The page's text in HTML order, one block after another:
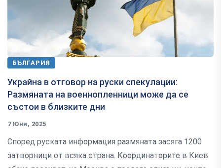
БЪЛГАРИЯ
Украйна в отговор на руски спекулации:
Размяната на военнопленници може да се
състои в близките дни
7 Юни, 2025
Според руската информация размяната засяга 1200
затворници от всяка страна. Координаторите в Киев